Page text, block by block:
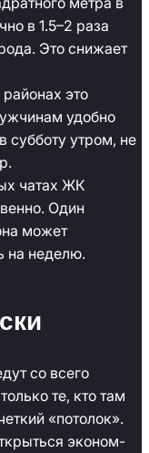
в 1.5–2 раза
Это снижает
это
удобно
субботу утром, не
чатах ЖК
Один
может
на неделю.
со всего
те, кто там
«потолок».
эконом-